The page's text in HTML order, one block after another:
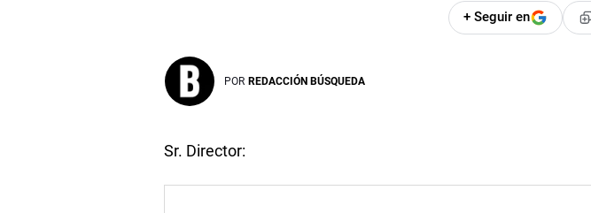
+ Seguir en
POR REDACCIÓN BÚSQUEDA
Sr. Director: